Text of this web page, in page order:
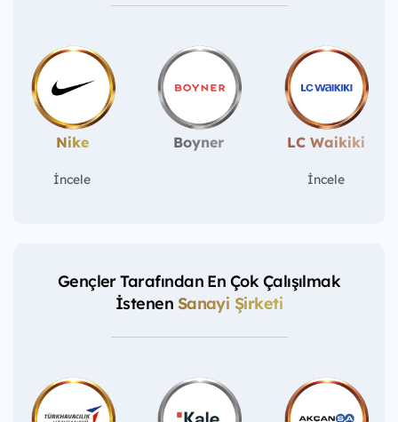
Nike
İncele
Boyner LC Waikiki
İncele
Gençler Tarafından En Çok Çalışılmak
İstenen Sanayi Şirketi